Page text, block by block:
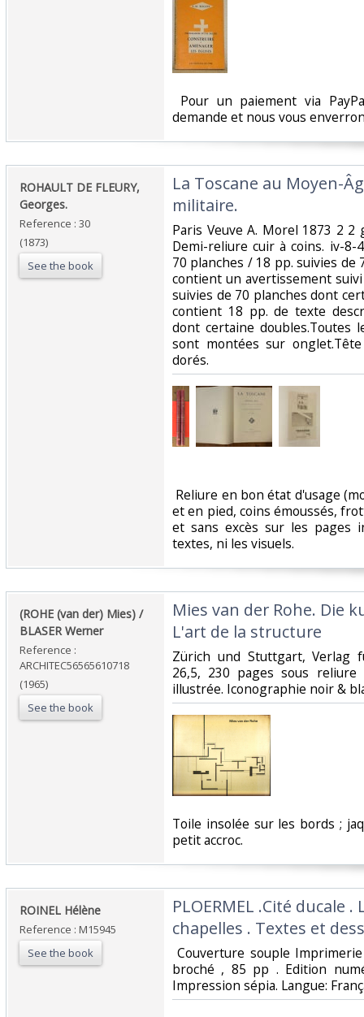
Pour un paiement via
demande et nous vous
‎ROHAULT DE FLEURY,
Georges.‎
Reference : 30
(1873)
See the book
‎La Toscane au Moyen-
militaire.‎
‎Paris Veuve A. Morel 1873 2
Demi-reliure cuir à coins. iv-8-
70 planches / 18 pp. suivies
contient un avertissement
suivies de 70 planches dont
contient 18 pp. de texte
dont certaine doubles.Toutes
sont montées sur
dorés. ‎
Reliure en bon état d'usage
et en pied, coins émoussés,
et sans excès sur les pages
textes, ni les visuels. ‎
‎(ROHE (van der) Mies) /
BLASER Werner‎
Reference :
ARCHITEC56565610718
(1965)
See the book
‎Mies van der Rohe. Die
L'art de la structure‎
‎Zürich und Stuttgart, Verlag
26,5, 230 pages sous
illustrée. Iconographie noir &
‎Toile insolée sur les bords ;
petit accroc.‎
‎ROINEL Hélène‎
Reference : M15945
See the book
‎PLOERMEL .Cité ducale
chapelles . Textes et
Couverture souple
broché , 85 pp . Edition
Impression sépia. Langue: